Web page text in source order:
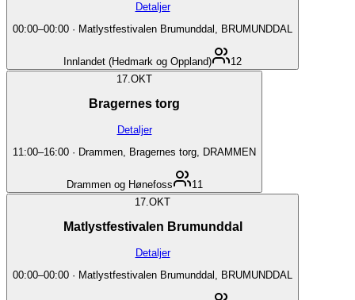
Detaljer
00:00–00:00 · Matlystfestivalen Brumunddal, BRUMUNDDAL
Innlandet (Hedmark og Oppland)
12
17. OKT
Bragernes torg
Detaljer
11:00–16:00 · Drammen, Bragernes torg, DRAMMEN
Drammen og Hønefoss
11
17. OKT
Matlystfestivalen Brumunddal
Detaljer
00:00–00:00 · Matlystfestivalen Brumunddal, BRUMUNDDAL